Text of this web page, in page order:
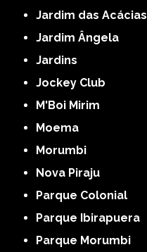
Jardim das Acácias
Jardim Ângela
Jardins
Jockey Club
M'Boi Mirim
Moema
Morumbi
Nova Piraju
Parque Colonial
Parque Ibirapuera
Parque Morumbi